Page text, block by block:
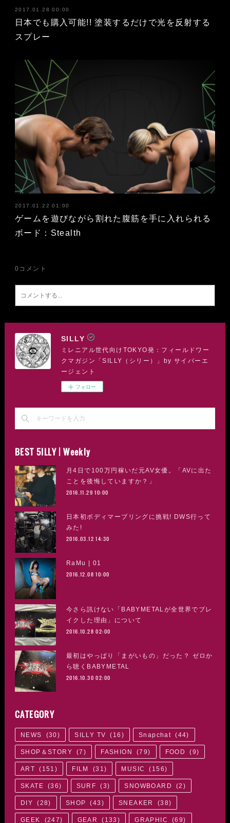
2017.01.28 00:00
日本でも購入可能!! 塗装するだけで光を反射する
スプレー
2017.01.22 01:00
ゲームを遊びながら割れた腹筋を手に入れられる
ボード：Stealth
0 コメント
SILLY
ミレニアル世代向けTOKYO発：フィールドワー
クマガジン「SILLY（シリー）」by サイバーエ
ージェント
フォロー
BEST 5ILLY | Weekly
月4日で100万円稼いだ元AV女優。「AVに出た
ことを後悔していますか？」
2016.11.29 10:00
日本初ボディマーブリングに挑戦! DWS行って
みた!
2016.03.12 14:30
RaMu | 01
2016.12.08 10:00
今さら訊けない「BABYMETALが全世界でブレ
イクした理由」について
2016.10.28 02:00
最初はやっぱり「まがいもの」だった？ ゼロか
ら聴くBABYMETAL
2016.10.30 02:00
CATEGORY
NEWS (30) SILLY TV ( 16 ) Snapchat (44)
SHOP＆STORY (7 ) FASHION (79) FOOD (9)
ART ( 151 ) FILM (31 ) MUSIC ( 156)
SKATE (36) SURF (3) SNOWBOARD (2 )
DIY (28) SHOP (43 ) SNEAKER (38)
GEEK (247) GEAR ( 133 ) GRAPHIC (69)